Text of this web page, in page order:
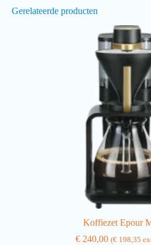
Gerelateerde producten
Koffiezet Epour
€240,00 (€198,35